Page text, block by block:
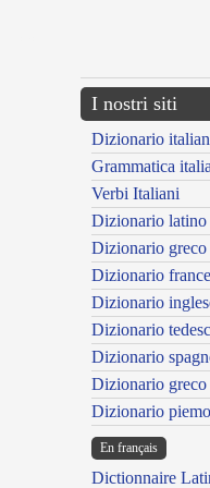
I nostri siti
Dizionario
Grammatica
Verbi Italiani
Dizionario latino
Dizionario greco
Dizionario
Dizionario
Dizionario
Dizionario
Dizionario greco
Dizionario
En français
Dictionnaire